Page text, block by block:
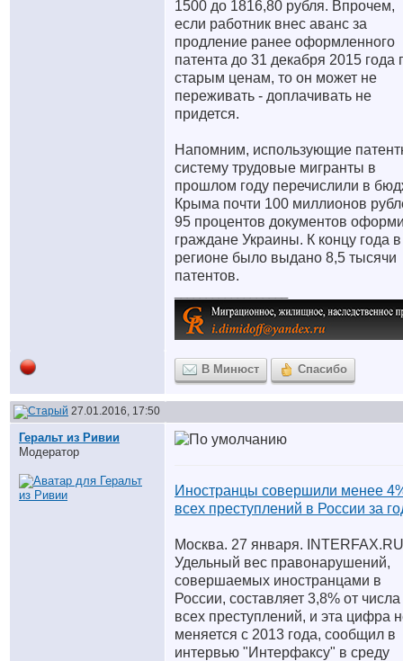
1500 до 1816,80 рубля. Впрочем,
если работник внес аванс за
продление ранее оформленного
патента до 31 декабря 2015 года
старым ценам, то он может не
переживать - доплачивать не
придется.
Напомним, использующие
систему трудовые мигранты в
прошлом году перечислили в
Крыма почти 100 миллионов
95 процентов документов
граждане Украины. К концу года в
регионе было выдано 8,5 тысячи
патентов.
В Минюст Спасибо
27.01.2016, 17:50
Геральт из Ривии
Модератор
Иностранцы совершили менее
всех преступлений в России за
Москва. 27 января.
Удельный вес правонарушений,
совершаемых иностранцами в
России, составляет 3,8% от числа
всех преступлений, и эта цифра
меняется с 2013 года, сообщил в
интервью "Интерфаксу" в среду